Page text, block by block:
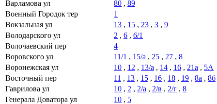
Варламова ул
80 , 89
Военный Городок тер
1
Вокзальная ул
13 , 15 , 23 , 3 , 9
Володарского ул
2 , 6 , 6/1
Волочаевский пер
4
Воровского ул
11/1 , 15/а , 25 , 27 , 8
Воронежская ул
10 , 12 , 13/а , 14 , 16 , 21а , 5А
Восточный пер
11 , 13 , 15 , 16 , 18 , 19 , 8а , 8б
Гаврилова ул
10 , 2 , 2/а , 2/в , 2/г , 8
Генерала Доватора ул
10 , 5